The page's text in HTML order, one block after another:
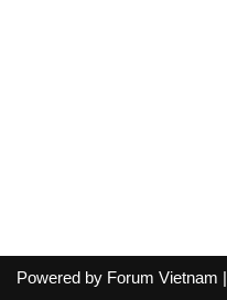
Powered by Forum Vietnam